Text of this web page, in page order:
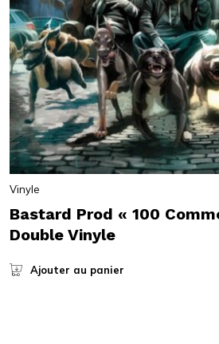
Vinyle
Bastard Prod « 100
Double Vinyle
Ajouter au panier